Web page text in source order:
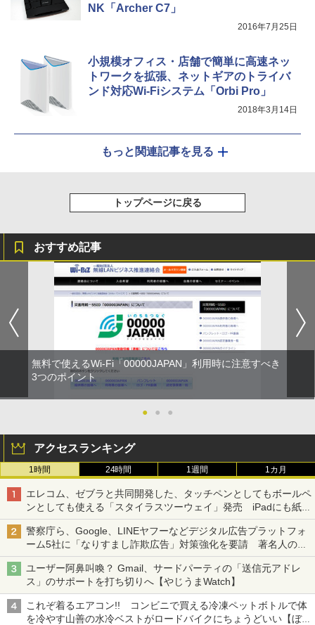
NK「Archer C7」
2016年7月25日
小規模オフィス・店舗で簡単に高速ネッ
トワークを拡張、ネットギアのトライバ
ンド対応Wi-Fiシステム「Orbi Pro」
2018年3月14日
もっと関連記事を見る
トップページに戻る
おすすめ記事
無料で使えるWi-Fi「00000JAPAN」利用時に注意すべき
3つのポイント
● ● ●
アクセスランキング
1時間 24時間 1週間 1カ月
エレコム、ゼブラと共同開発した、タッチペンとしてもボールペ
ンとしても使える「スタイラスツーウェイ」発売 iPadにも紙に
も、持ち替えずに書き込める
警察庁ら、Google、LINEヤフーなどデジタル広告プラットフォ
ーム5社に「なりすまし詐欺広告」対策強化を要請 著名人の写
真や映像を使った投資詐欺などへの対策として
ユーザー阿鼻叫喚？ Gmail、サードパーティの「送信元アドレ
ス」のサポートを打ち切りへ【やじうまWatch】
これぞ着るエアコン!! コンビニで買える冷凍ペットボトルで体
を冷やす山善の水冷ベストがロードバイクにちょうどいい【ぼっ